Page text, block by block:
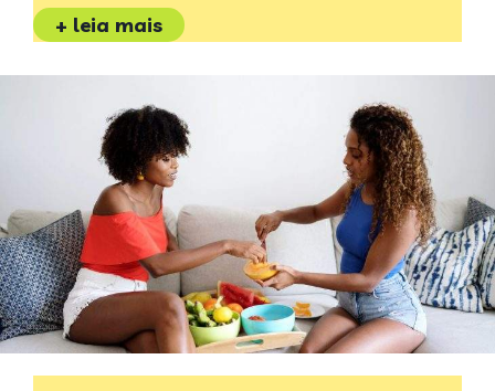
+ leia mais